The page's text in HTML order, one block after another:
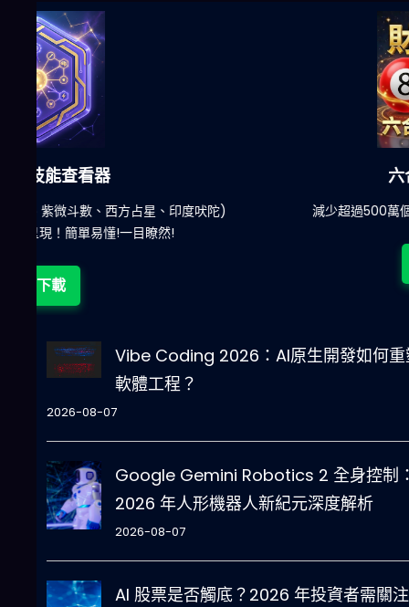
減少超過500萬個低概率中獎組合，提高中獎率
Vibe Coding 2026：AI原生開發如何重
軟體工程？
2026-08-07
Google Gemini Robotics 2 全身控制
2026 年人形機器人新紀元深度解析
2026-08-07
AI 股票是否觸底？2026 年投資者需關